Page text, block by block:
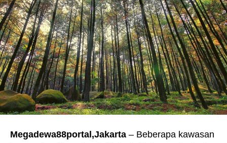
Megadewa88portal,Jakarta – Beberapa kawasan